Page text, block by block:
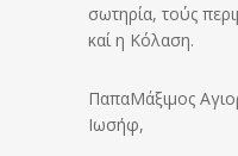
σωτηρία, τούς
καί η Κόλαση.
ΠαπαΜάξιμος
Ιωσήφ,